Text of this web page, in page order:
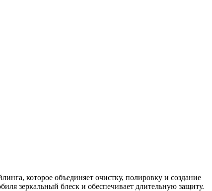
которое объединяет очистку, полировку и создание
зеркальный блеск и обеспечивает длительную защиту.